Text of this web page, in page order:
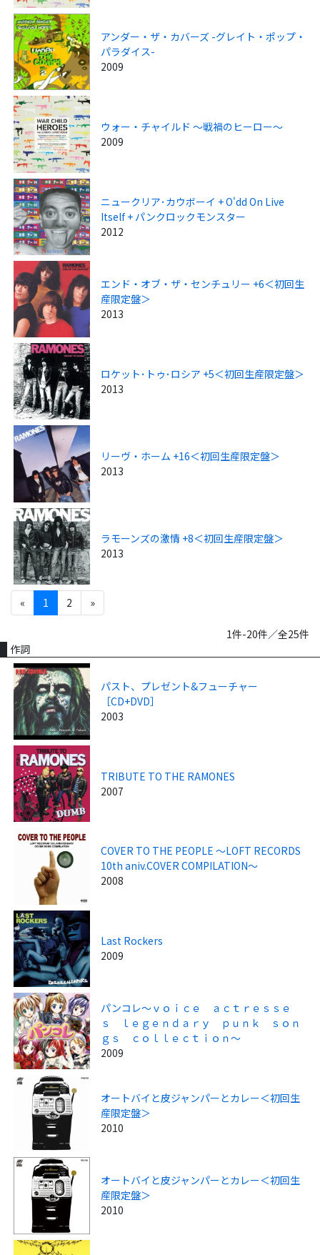
アンダー・ザ・カバーズ -グレイト・ポップ・
パラダイス-
2009
ウォー・チャイルド ～戦禍のヒーロー～
2009
ニュークリア･カウボーイ + O'dd On Live
Itself + パンクロックモンスター
2012
エンド・オブ・ザ・センチュリー +6＜初回生
産限定盤＞
2013
ロケット･トゥ･ロシア +5＜初回生産限定盤＞
2013
リーヴ・ホーム +16＜初回生産限定盤＞
2013
ラモーンズの激情 +8＜初回生産限定盤＞
2013
« 1 2 »
1件-20件／全25件
作詞
パスト、プレゼント&フューチャー
［CD+DVD］
2003
TRIBUTE TO THE RAMONES
2007
COVER TO THE PEOPLE ～LOFT RECORDS
10th aniv.COVER COMPILATION～
2008
Last Rockers
2009
パンコレ～ｖｏｉｃｅ ａｃｔｒｅｓｓｅ
ｓ ｌｅｇｅｎｄａｒｙ ｐｕｎｋ ｓｏｎ
ｇｓ ｃｏｌｌｅｃｔｉｏｎ～
2009
オートバイと皮ジャンパーとカレー＜初回生
産限定盤＞
2010
オートバイと皮ジャンパーとカレー＜初回生
産限定盤＞
2010